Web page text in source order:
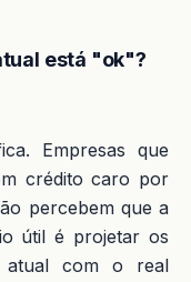
está "ok"?
Empresas que
crédito caro por
percebem que a
útil é projetar os
atual com o real